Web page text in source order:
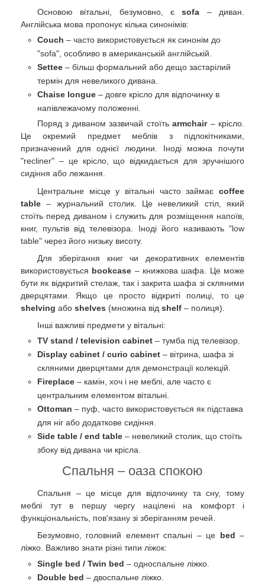
Основою вітальні, безумовно, єsofa – диван.
Англійська мова пропонує кілька синонімів:
Couch – часто використовується як синонім до
"sofa", особливо в американській англійській.
Settee – більш формальний або дещо застарілий
термін для невеликого дивана.
Chaise longue – довге крісло для відпочинку в
напівлежачому положенні.
Поряд з диваном зазвичай стоїтьarmchair– крісло.
Це окремий предмет меблів з підлокітниками,
призначений для однієї людини. Іноді можна почути
"recliner" – це крісло, що відкидається для зручнішого
сидіння або лежання.
Центральне місце у вітальні часто займає coffee
table – журнальний столик. Це невеликий стіл, який
стоїть перед диваном і служить для розміщення напоїв,
книг, пультів від телевізора. Іноді його називають "low
table" через його низьку висоту.
Для зберігання книг чи декоративних елементів
використовується bookcase – книжкова шафа. Це може
бути як відкритий стелаж, так і закрита шафа зі скляними
дверцятами. Якщо це просто відкриті полиці, то це
shelving або shelves (множина від shelf – полиця).
Інші важливі предмети у вітальні:
TV stand / television cabinet – тумба під телевізор.
Display cabinet / curio cabinet – вітрина, шафа зі
скляними дверцятами для демонстрації колекцій.
Fireplace – камін, хоч і не меблі, але часто є
центральним елементом вітальні.
Ottoman – пуф, часто використовується як підставка
для ніг або додаткове сидіння.
Side table / end table – невеликий столик, що стоїть
збоку від дивана чи крісла.
Спальня – оаза спокою
Спальня – це місце для відпочинку та сну, тому
меблі тут в першу чергу націлені на комфорт і
функціональність, пов'язану зі зберіганням речей.
Безумовно, головний елемент спальні – це bed –
ліжко. Важливо знати різні типи ліжок:
Single bed / Twin bed – односпальне ліжко.
Double bed – двоспальне ліжко.